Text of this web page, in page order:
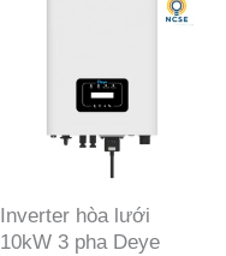
Inverter hòa lưới
10kW 3 pha Deye